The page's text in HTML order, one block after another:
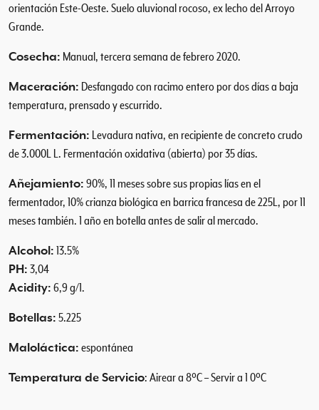
e
2
1
n
d
a
orientación Este-Oeste. Suelo aluvional rocoso, ex lecho del Arroyo
Grande.
Cosecha: Manual, tercera semana de febrero 2020.
Maceración: Desfangado con racimo entero por dos días a baja
temperatura, prensado y escurrido.
Fermentación: Levadura nativa, en recipiente de concreto crudo
de 3.000L L. Fermentación oxidativa (abierta) por 35 días.
Añejamiento: 90%, 11 meses sobre sus propias lías en el
fermentador, 10% crianza biológica en barrica francesa de 225L, por 11
meses también. 1 año en botella antes de salir al mercado.
Alcohol: 13.5%
PH: 3,04
Acidity: 6,9 g/1.
Botellas: 5.225
Maloláctica: espontánea
Temperatura de Servicio: Airear a 8ºC – Servir a 1 0ºC